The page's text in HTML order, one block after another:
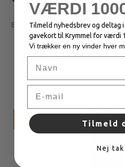
Elastiske og lette sweatbukser.
200,00 DKK
VIS
TILBUD
VÆRDI
Tilmeld nyhedsbrev og deltag
gavekort til Krymmel for værdi
Vi trækker en ny vinder hver
Tilmeld
Nej tak